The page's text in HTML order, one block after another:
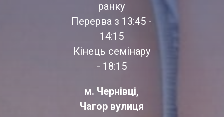
ранку
Перерва з 13:45 -
14:15
Кінець семінару
- 18:15
м. Чернівці,
Чагор вулиця